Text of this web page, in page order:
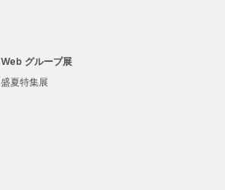
Web グループ展
盛夏特集展